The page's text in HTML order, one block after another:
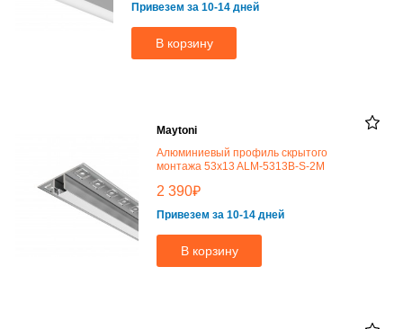
Привезем за 10-14 дней
В корзину
Maytoni
Алюминиевый профиль скрытого
монтажа 53x13 ALM-5313B-S-2M
2 390₽
Привезем за 10-14 дней
В корзину